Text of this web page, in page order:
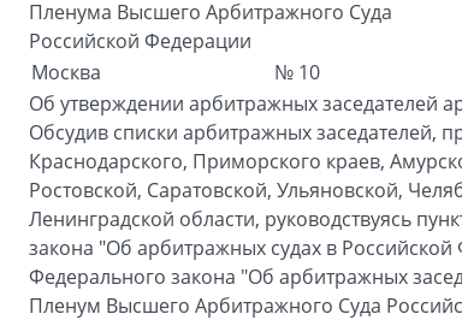
Пленума Высшего Арбитражного Суда
Российской Федерации
Москва
№ 10
Об утверждении арбитражных заседателей
Обсудив списки арбитражных заседателей,
Краснодарского, Приморского краев,
Ростовской, Саратовской, Ульяновской,
Ленинградской области, руководствуясь
закона "Об арбитражных судах в Российской
Федерального закона "Об арбитражных
Пленум Высшего Арбитражного Суда